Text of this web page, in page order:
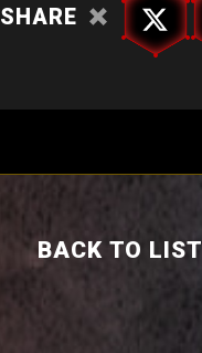
SHARE
BACK TO LIST